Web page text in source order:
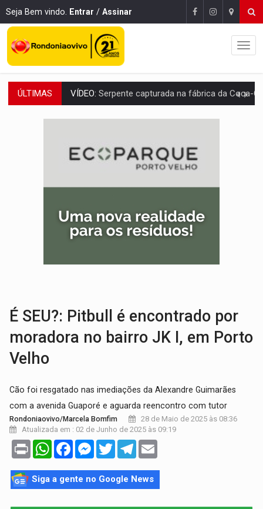
Seja Bem vindo. Entrar / Assinar
ÚLTIMAS HOMENAGEM:Cientistas cassados pelo AI-5 se tornam pesquisadores
VÍDEO:Líder religioso é preso por abusar de fiéis sob pretexto de
LAMENTÁVEL: Mulher é encontrada morta dentro de residência
'XANDY DO MOTOCROSS':Pai morre em acidente na BR-364 duas semanas após
PESO DO VOTO: Cinco maiores colégios eleitorais concentram 53,7% dos
COLUNA SEMANAL:Largada foi dada e candidatos ao Governo de RO partem
É SEU?: Pitbull é encontrado por
moradora no bairro JK I, em Porto
Velho
Cão foi resgatado nas imediações da Alexandre Guimarães
com a avenida Guaporé e aguarda reencontro com tutor
Rondoniaovivo/Marcela Bomfim
28 de Maio de 2025 às 08:36
Atualizada em : 02 de Junho de 2025 às 09:19
Print WhatsAppFacebookMessenger
TwitterTelegram
Siga a gente no Google News